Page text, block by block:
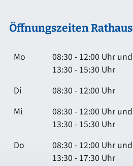
Öffnungszeiten Rathaus
Mo
08:30 - 12:00 Uhr und
13:30 - 15:30 Uhr
Di
08:30 - 12:00 Uhr
Mi
08:30 - 12:00 Uhr und
13:30 - 15:30 Uhr
Do
08:30 - 12:00 Uhr und
13:30 - 17:30 Uhr